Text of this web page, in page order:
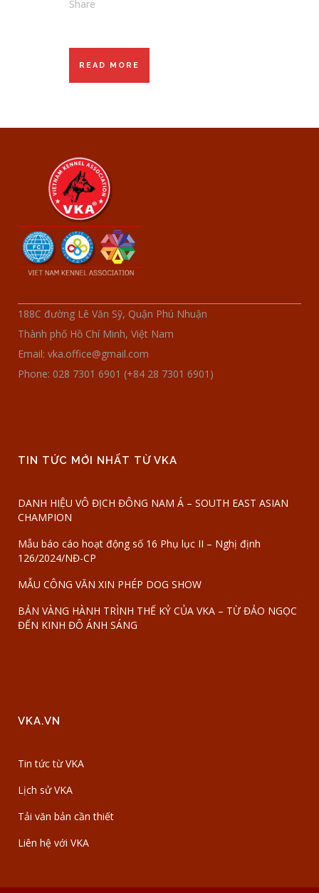
Share
READ MORE
188C đường Lê Văn Sỹ, Quận Phú Nhuận
Thành phố Hồ Chí Minh, Việt Nam
Email: vka.office@gmail.com
Phone: 028 7301 6901 (+84 28 7301 6901)
TIN TỨC MỚI NHẤT TỪ VKA
DANH HIỆU VÔ ĐỊCH ĐÔNG NAM Á – SOUTH EAST ASIAN
CHAMPION
Mẫu báo cáo hoạt động số 16 Phụ lục II – Nghị định
126/2024/NĐ-CP
MẪU CÔNG VĂN XIN PHÉP DOG SHOW
BẢN VÀNG HÀNH TRÌNH THẾ KỶ CỦA VKA – TỪ ĐẢO NGỌC
ĐẾN KINH ĐÔ ÁNH SÁNG
VKA.VN
Tin tức từ VKA
Lịch sử VKA
Tải văn bản cần thiết
Liên hệ với VKA